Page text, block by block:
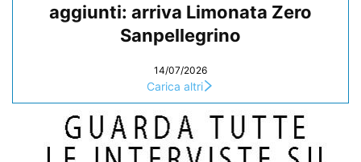
aggiunti: arriva Limonata Zero
Sanpellegrino
14/07/2026
Carica altri